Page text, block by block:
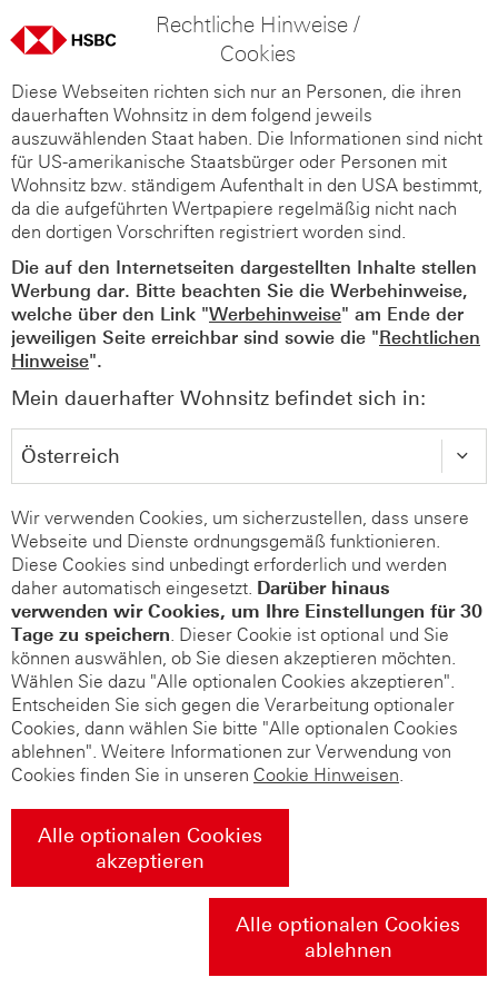
Rechtliche Hinweise /
Cookies
Diese Webseiten richten sich nur an Personen, die ihren
dauerhaften Wohnsitz in dem folgend jeweils
auszuwählenden Staat haben. Die Informationen sind nicht
für US-amerikanische Staatsbürger oder Personen mit
Wohnsitz bzw. ständigem Aufenthalt in den USA bestimmt,
da die aufgeführten Wertpapiere regelmäßig nicht nach
den dortigen Vorschriften registriert worden sind.
Die auf den Internetseiten dargestellten Inhalte stellen
Werbung dar. Bitte beachten Sie die Werbehinweise,
welche über den Link "Werbehinweise" am Ende der
jeweiligen Seite erreichbar sind sowie die "Rechtlichen
Hinweise".
Mein dauerhafter Wohnsitz befindet sich in:
Wir verwenden Cookies, um sicherzustellen, dass unsere
Webseite und Dienste ordnungsgemäß funktionieren.
Diese Cookies sind unbedingt erforderlich und werden
daher automatisch eingesetzt. Darüber hinaus
verwenden wir Cookies, um Ihre Einstellungen für 30
Tage zu speichern. Dieser Cookie ist optional und Sie
können auswählen, ob Sie diesen akzeptieren möchten.
Wählen Sie dazu "Alle optionalen Cookies akzeptieren".
Entscheiden Sie sich gegen die Verarbeitung optionaler
Cookies, dann wählen Sie bitte "Alle optionalen Cookies
ablehnen". Weitere Informationen zur Verwendung von
Cookies finden Sie in unseren Cookie Hinweisen.
Alle optionalen Cookies
akzeptieren
Alle optionalen Cookies
ablehnen